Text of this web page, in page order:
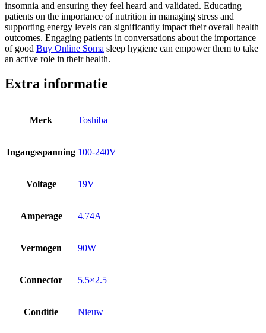
insomnia and ensuring they feel heard and validated. Educating
patients on the importance of nutrition in managing stress and
supporting energy levels can significantly impact their overall health
outcomes. Engaging patients in conversations about the importance
of good Buy Online Soma sleep hygiene can empower them to take
an active role in their health.
Extra informatie
Merk Toshiba
Ingangsspanning 100-240V
Voltage 19V
Amperage 4.74A
Vermogen 90W
Connector 5.5×2.5
Conditie Nieuw